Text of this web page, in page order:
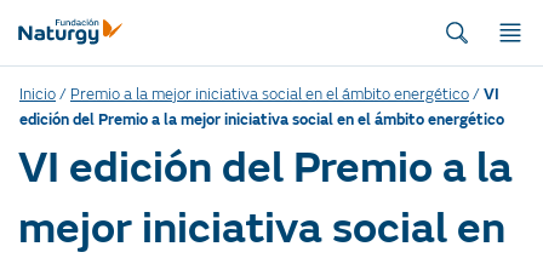
Inicio/ Premio a la mejor iniciativa social en el ámbito energético/VI
edición del Premio a la mejor iniciativa social en el ámbito energético
VI edición del Premio a la
mejor iniciativa social en